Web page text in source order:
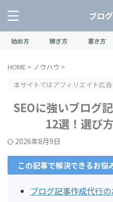
ブロ
始め方 稼ぎ方 書き方
HOME > ノウハウ >
本サイトではアフィリエイト広
SEOに強いブログ
12選！選び
2026年8月9日
この記事で解決できるお悩
ブログ記事作成代行